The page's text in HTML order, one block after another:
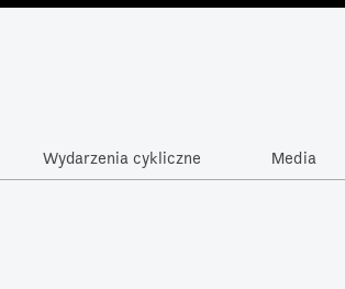
Wydarzenia cykliczne Media